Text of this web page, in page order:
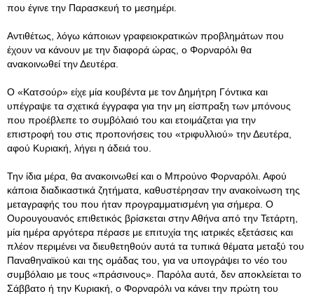
που έγινε την Παρασκευή το μεσημέρι.
Αντιθέτως, λόγω κάποιων γραφειοκρατικών προβλημάτων που
έχουν να κάνουν με την διαφορά ώρας, ο Φορναρόλι θα
ανακοινωθεί την Δευτέρα.
Ο «Κατσούρ» είχε μία κουβέντα με τον Δημήτρη Γόντικα και
υπέγραψε τα σχετικά έγγραφα για την μη είσπραξη των μπόνους
που προέβλεπε το συμβόλαιό του και ετοιμάζεται για την
επιστροφή του στις προπονήσεις του «τριφυλλιού» την Δευτέρα,
αφού Κυριακή, λήγει η άδειά του.
Την ίδια μέρα, θα ανακοινωθεί και ο Μπρούνο Φορναρόλι. Αφού
κάποια διαδικαστικά ζητήματα, καθυστέρησαν την ανακοίνωση της
μεταγραφής του που ήταν προγραμματισμένη για σήμερα . Ο
Ουρουγουανός επιθετικός βρίσκεται στην Αθήνα από την Τετάρτη,
μία ημέρα αργότερα πέρασε με επιτυχία της ιατρικές εξετάσεις και
πλέον περιμένει να διευθετηθούν αυτά τα τυπικά θέματα μεταξύ του
Παναθηναϊκού και της ομάδας του, για να υπογράψει το νέο του
συμβόλαιο με τους «πράσινους». Παρόλα αυτά, δεν αποκλείεται το
Σάββατο ή την Κυριακή, ο Φορναρόλι να κάνει την πρώτη του